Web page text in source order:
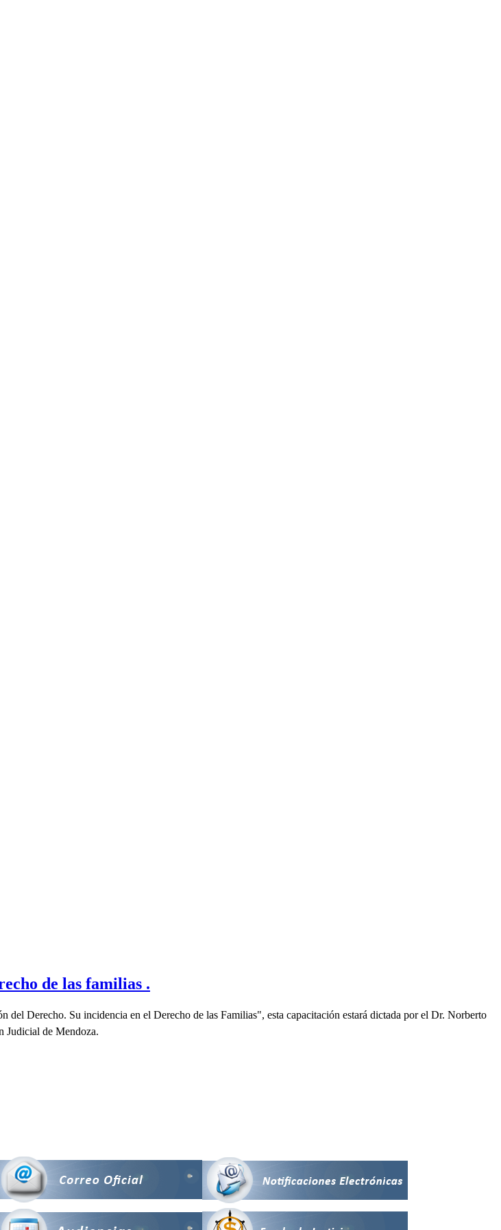
de las familias .
Derecho. Su incidencia en el Derecho de las Familias", esta capacitación estará dictada por el Dr. Norberto
Judicial de Mendoza.